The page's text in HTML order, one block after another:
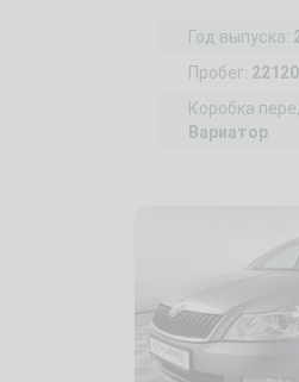
Год выпуска:
Пробег:
Коробка
Вариатор